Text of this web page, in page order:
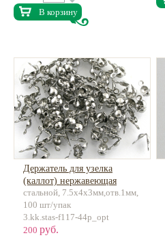
В корзину
Держатель для узелка
(каллот) нержавеющая
сталь
стальной, 7.5х4х3мм,отв.1мм,
100 шт/упак
3.kk.stas-f117-44p_opt
200 руб.